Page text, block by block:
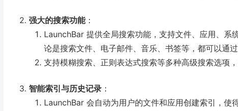
强大的搜索功能：
LaunchBar 提供全局搜索功能，支持文件、应用、系
论是搜索文件、电子邮件、音乐、书签等，都可以通
支持模糊搜索、正则表达式搜索等多种高级搜索选项
智能索引与历史记录 ：
LaunchBar 会自动为用户的文件和应用创建索引，使